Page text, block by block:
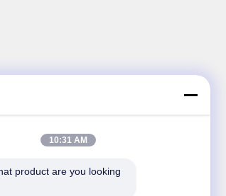
μας δελτίο για εκπτώσεις και
10:31 AM
product are you looking